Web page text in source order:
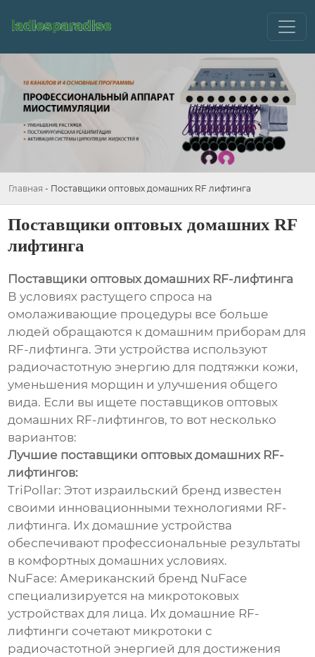
Главная - Поставщики оптовых домашних RF лифтинга
Поставщики оптовых домашних RF
лифтинга
Поставщики оптовых домашних RF-лифтинга
В условиях растущего спроса на
омолаживающие процедуры все больше
людей обращаются к домашним приборам для
RF-лифтинга. Эти устройства используют
радиочастотную энергию для подтяжки кожи,
уменьшения морщин и улучшения общего
вида. Если вы ищете поставщиков оптовых
домашних RF-лифтингов, то вот несколько
вариантов:
Лучшие поставщики оптовых домашних RF-
лифтингов:
TriPollar: Этот израильский бренд известен
своими инновационными технологиями RF-
лифтинга. Их домашние устройства
обеспечивают профессиональные результаты
в комфортных домашних условиях.
NuFace: Американский бренд NuFace
специализируется на микротоковых
устройствах для лица. Их домашние RF-
лифтинги сочетают микротоки с
радиочастотной энергией для достижения